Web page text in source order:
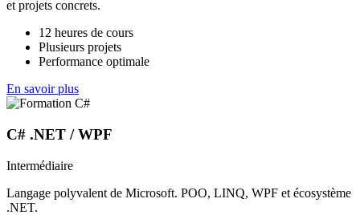
et projets concrets.
12 heures de cours
Plusieurs projets
Performance optimale
En savoir plus
C# .NET / WPF
Intermédiaire
Langage polyvalent de Microsoft. POO, LINQ, WPF et écosystème
.NET.